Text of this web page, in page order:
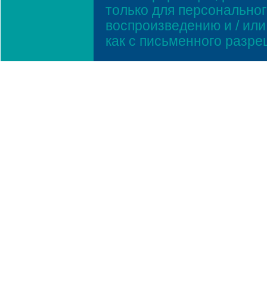
только для
воспроизведению и /
как с письменного